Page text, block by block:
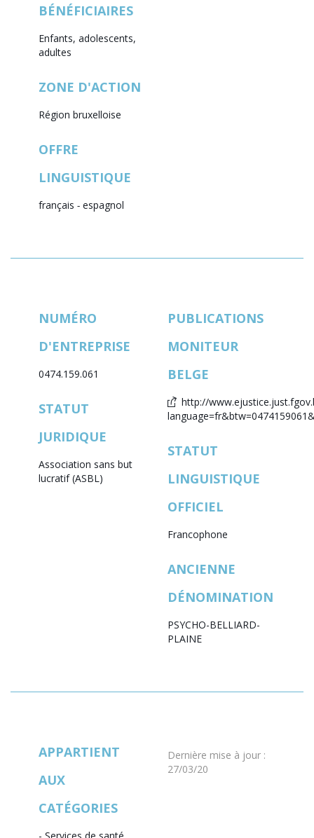
BÉNÉFICIAIRES
Enfants, adolescents,
adultes
ZONE D'ACTION
Région bruxelloise
OFFRE
LINGUISTIQUE
français - espagnol
NUMÉRO
D'ENTREPRISE
0474.159.061
STATUT
JURIDIQUE
Association sans but
lucratif (ASBL)
PUBLICATIONS
MONITEUR
BELGE
http://
STATUT
LINGUISTIQUE
OFFICIEL
Francophone
ANCIENNE
DÉNOMINATION
PSYCHO-BELLIARD-
PLAINE
APPARTIENT
AUX
CATÉGORIES
- Services de santé
Dernière mise à jour :
27/03/20